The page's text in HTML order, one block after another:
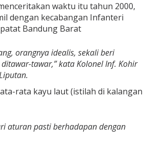
waktu itu tahun 2000,
dengan kecabangan Infanteri
Bandung Barat
orangnya idealis, sekali beri
tawar,” kata Kolonel Inf. Kohir
rata kayu laut (istilah di kalangan
aturan pasti berhadapan dengan